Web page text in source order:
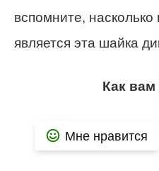
вспомните,
является эта шайка
Как вам
Мне нравится